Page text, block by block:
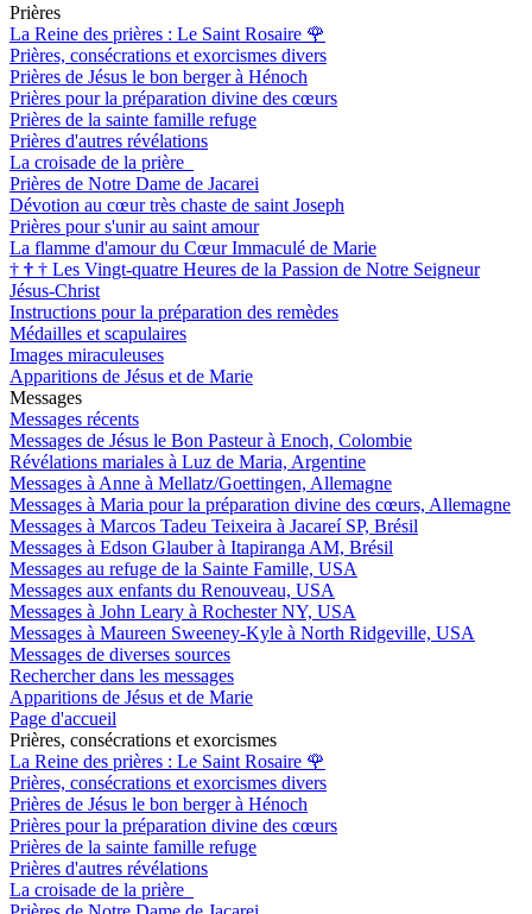
Prières
La Reine des prières : Le Saint Rosaire 🌹
Prières, consécrations et exorcismes divers
Prières de Jésus le bon berger à Hénoch
Prières pour la préparation divine des cœurs
Prières de la sainte famille refuge
Prières d'autres révélations
La croisade de la prière
Prières de Notre Dame de Jacarei
Dévotion au cœur très chaste de saint Joseph
Prières pour s'unir au saint amour
La flamme d'amour du Cœur Immaculé de Marie
† † † Les Vingt-quatre Heures de la Passion de Notre Seigneur
Jésus-Christ
Instructions pour la préparation des remèdes
Médailles et scapulaires
Images miraculeuses
Apparitions de Jésus et de Marie
Messages
Messages récents
Messages de Jésus le Bon Pasteur à Enoch, Colombie
Révélations mariales à Luz de Maria, Argentine
Messages à Anne à Mellatz/Goettingen, Allemagne
Messages à Maria pour la préparation divine des cœurs, Allemagne
Messages à Marcos Tadeu Teixeira à Jacareí SP, Brésil
Messages à Edson Glauber à Itapiranga AM, Brésil
Messages au refuge de la Sainte Famille, USA
Messages aux enfants du Renouveau, USA
Messages à John Leary à Rochester NY, USA
Messages à Maureen Sweeney-Kyle à North Ridgeville, USA
Messages de diverses sources
Rechercher dans les messages
Apparitions de Jésus et de Marie
Page d'accueil
Prières, consécrations et exorcismes
La Reine des prières : Le Saint Rosaire 🌹
Prières, consécrations et exorcismes divers
Prières de Jésus le bon berger à Hénoch
Prières pour la préparation divine des cœurs
Prières de la sainte famille refuge
Prières d'autres révélations
La croisade de la prière